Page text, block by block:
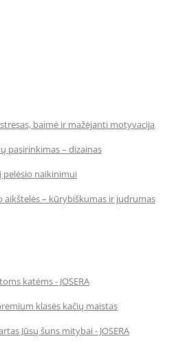
baimė ir mažėjanti motyvacija
pasirinkimas – dizainas
pelėsio naikinimui
aikštelės – kūrybiškumas ir judrumas
katėms - JOSERA
klasės kačių maistas
Jūsų šuns mitybai - JOSERA